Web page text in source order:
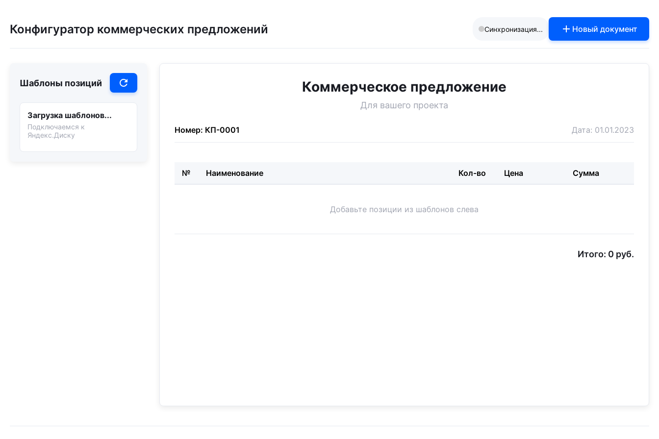
Конфигуратор коммерческих предложений Синхронизация... add Новый документ
Шаблоны позиций refresh
Загрузка шаблонов...
Подключаемся к
Яндекс.Диску
Коммерческое предложение
Для вашего проекта
Номер: КП-0001 Дата: 01.01.2023
№ Наименование Кол-во Цена Сумма
Добавьте позиции из шаблонов слева
Итого: 0 руб.